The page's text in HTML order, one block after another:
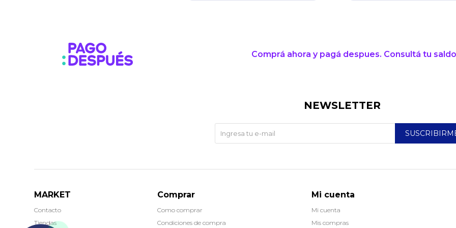
Comprá ahora y pagá despues. Consultá tu
MARKET
Contacto
Tiendas
Comprar
Como comprar
Condiciones de compra
Mi cuenta
Mi cuenta
Mis compras
NEWSLETTER